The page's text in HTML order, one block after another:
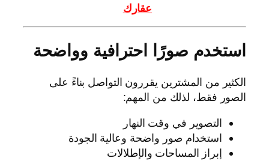
عقارك
استخدم صورًا احترافية وواضحة
الكثير من المشترين يقررون التواصل بناءً على
الصور فقط، لذلك من المهم:
التصوير في وقت النهار
استخدام صور واضحة وعالية الجودة
إبراز المساحات والإطلالات